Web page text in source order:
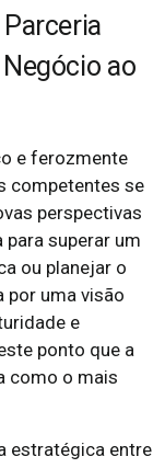
ao
e ferozmente
competentes se
perspectivas
superar um
ou planejar o
por uma visão
e
ponto que a
como o mais
estratégica entre